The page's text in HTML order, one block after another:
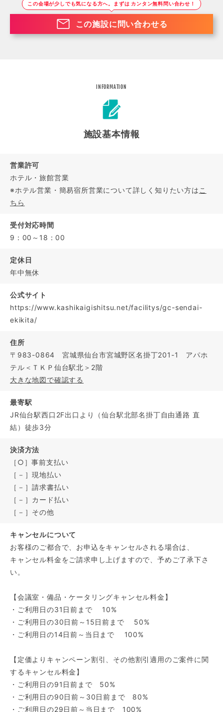
この会場が少しでも気になる方へ。まずは カンタン無料問い合わせ！
この施設に問い合わせる
INFORMATION
施設基本情報
営業許可
ホテル・旅館営業
※ホテル営業・簡易宿所営業について詳しく知りたい方はこ
ちら
受付対応時間
9：00～18：00
定休日
年中無休
公式サイト
https://www.kashikaigishitsu.net/facilitys/gc-sendai-
ekikita/
住所
〒983-0864 宮城県仙台市宮城野区名掛丁201-1 アパホ
テル＜ＴＫＰ仙台駅北＞2階
大きな地図で確認する
最寄駅
JR仙台駅西口2F出口より（仙台駅北部名掛丁自由通路 直
結）徒歩3分
決済方法
［○］事前支払い
［－］現地払い
［－］請求書払い
［－］カード払い
［－］その他
キャンセルについて
お客様のご都合で、お申込をキャンセルされる場合は、
キャンセル料金をご請求申し上げますので、予めご了承下さ
い。
【会議室・備品・ケータリングキャンセル料金】
・ご利用日の31日前まで 10%
・ご利用日の30日前～15日前まで 50%
・ご利用日の14日前～当日まで 100%
【定価よりキャンペーン割引、その他割引適用のご案件に関
するキャンセル料金】
・ご利用日の91日前まで 50%
・ご利用日の90日前～30日前まで 80%
・ご利用日の29日前～当日まで 100%